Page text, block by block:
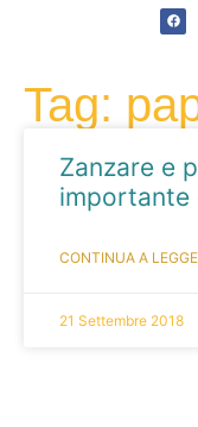
Tag:
Zanzare e
importante
CONTINUA A
21 Settembre 2018